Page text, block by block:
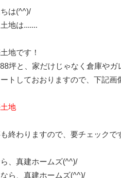
は(^^)/
地は.......
地です！
坪と、家だけじゃなく倉庫やガ
トしておおりますので、下記
地
終わりますので、要チェックで
、真建ホームズ(^^)/
ら、真建ホームズ(^^)/